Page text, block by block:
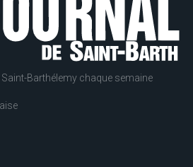
Barthélemy chaque semaine